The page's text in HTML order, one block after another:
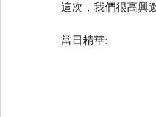
這次，我們很高興
當日精華: